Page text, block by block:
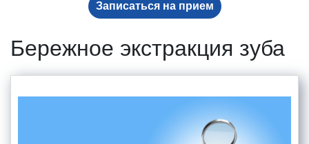
Записаться на прием
Бережное экстракция зуба